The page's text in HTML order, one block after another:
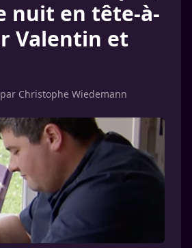
nuit en tête-à-
Valentin et
Christophe Wiedemann